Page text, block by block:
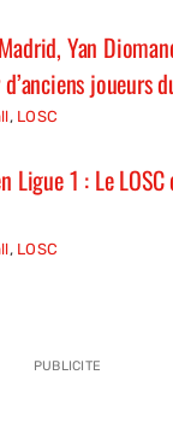
Yan
joueurs
, LOSC
Ligue 1 : Le LOSC
, LOSC
PUBLICITE